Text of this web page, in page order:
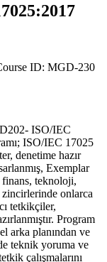
ID: MGD-230
ISO/IEC
ISO/IEC 17025
denetime hazır
Exemplar
teknoloji,
onlarca
tetkikçiler,
Program
arka planından ve
teknik yoruma ve
çalışmalarını